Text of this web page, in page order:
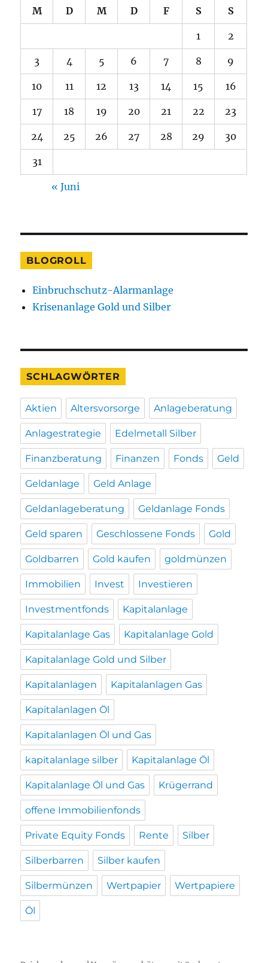
M D M D F S S
1 2
3 4 5 6 7 8 9
10 11 12 13 14 15 16
17 18 19 20 21 22 23
24 25 26 27 28 29 30
31
« Juni
BLOGROLL
Einbruchschutz-Alarmanlage
Krisenanlage Gold und Silber
SCHLAGWÖRTER
Aktien Altersvorsorge Anlageberatung
Anlagestrategie Edelmetall Silber
Finanzberatung Finanzen Fonds Geld
Geldanlage Geld Anlage
Geldanlageberatung Geldanlage Fonds
Geld sparen Geschlossene Fonds Gold
Goldbarren Gold kaufen goldmünzen
Immobilien Invest Investieren
Investmentfonds Kapitalanlage
Kapitalanlage Gas Kapitalanlage Gold
Kapitalanlage Gold und Silber
Kapitalanlagen Kapitalanlagen Gas
Kapitalanlagen Öl
Kapitalanlagen Öl und Gas
kapitalanlage silber Kapitalanlage Öl
Kapitalanlage Öl und Gas Krügerrand
offene Immobilienfonds
Private Equity Fonds Rente Silber
Silberbarren Silber kaufen
Silbermünzen Wertpapier Wertpapiere
Öl